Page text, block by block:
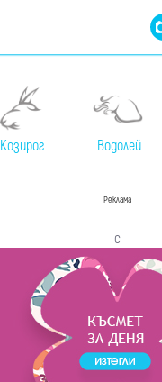
Козирог Водолей
Реклама
с